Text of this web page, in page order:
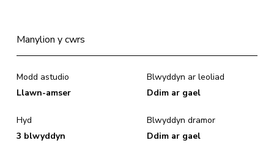
Manylion y cwrs
Modd astudio
Llawn-amser
Hyd
3 blwyddyn
Blwyddyn ar leoliad
Ddim ar gael
Blwyddyn dramor
Ddim ar gael